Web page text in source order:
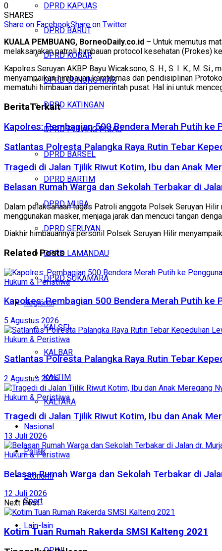
DPRD KAPUAS
DPRD BARUT
DPRD KOBAR
DPRD GUNUNG MAS
DPRD KATINGAN
DPRD PULANG PISAU
DPRD BARSEL
DPRD BARTIM
DPRD MURA
DPRD SERUYAN
DPRD LAMANDAU
DPRD SUKAMARA
Regional
KALSEL
KALBAR
KALTIM
KALTARA
Nasional
Politik
Ekonomi
Sport
Lain-lain
0
SHARES
Share on FacebookShare on Twitter
KUALA PEMBUANG, BorneoDaily.co.id – Untuk memutus
melaksanakan patroli himbauan protocol kesehatan (Prokes)
Kapolres Seruyan AKBP Bayu Wicaksono, S. H., S. I. K., M.
menyampaikan himbauan kamtibmas dan pendisiplinan
mematuhi himbauan dari pemerintah pusat. Hal ini untuk
BeritaTerkait
Kapolres: Pembagian 500 Bendera Merah Putih ke
Satlantas Polresta Palangka Raya Rutin Tebar
Tragedi di Jalan Tjilik Riwut Kotim, Ibu dan Anak
Belasan Rumah Warga dan Sekolah Terbakar di
Dalam pelaksanaan tugas Patroli anggota Polsek Seruyan
menggunakan masker, menjaga jarak dan mencuci tangan
Diakhir himbauannya personil Polsek Seruyan Hilir
RelatedPosts
Hukum & Peristiwa
Kapolres: Pembagian 500 Bendera Merah Putih ke
5 Agustus 2026
Hukum & Peristiwa
Satlantas Polresta Palangka Raya Rutin Tebar
2 Agustus 2026
Hukum & Peristiwa
Tragedi di Jalan Tjilik Riwut Kotim, Ibu dan Anak
13 Juli 2026
Hukum & Peristiwa
Belasan Rumah Warga dan Sekolah Terbakar di
12 Juli 2026
Next Post
Kotim Tuan Rumah Rakerda SMSI Kalteng 2021